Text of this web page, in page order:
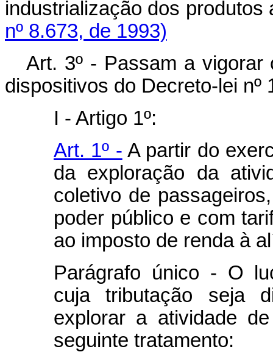
industrialização dos
nº 8.673, de 1993)
Art. 3º - Passam a
dispositivos do Decreto-lei nº
I - Artigo 1º:
Art. 1º - A partir do
da exploração da
coletivo de
poder público e com
ao imposto de renda à
Parágrafo único - O
cuja tributação seja
explorar a atividade
seguinte tratamento: